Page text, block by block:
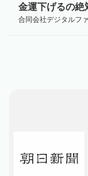
金運下げるの絶
合同会社デジタルフ